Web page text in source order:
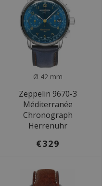
Ø 42 mm
Zeppelin 9670-3
Méditerranée
Chronograph
Herrenuhr
€329